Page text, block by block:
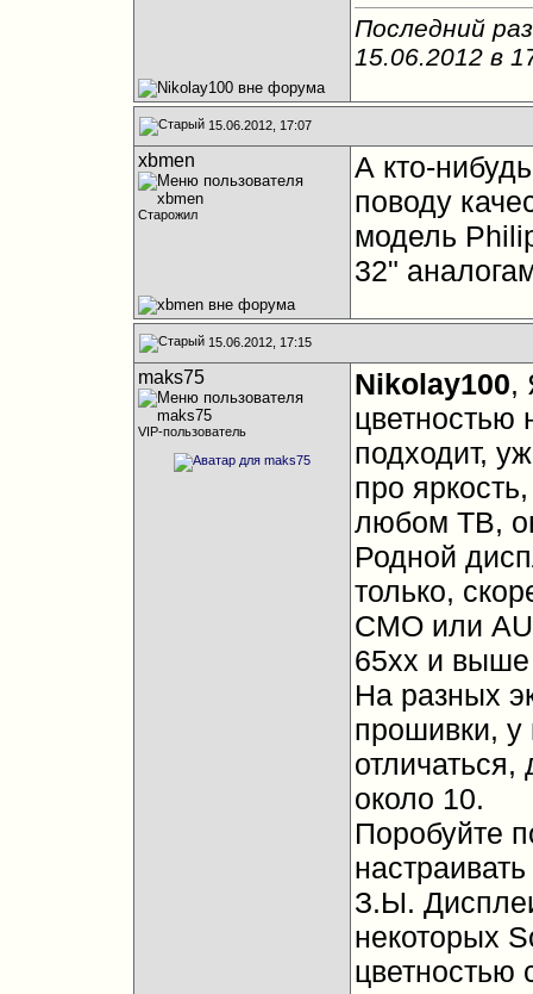
Последний
15.06.2012 в
15.06.2012, 17:07
xbmen
Старожил
А кто-
поводу
модель
32"
15.06.2012, 17:15
maks75
VIP-пользователь
Nikolay100,
цветностью
подходит,
про
любом ТВ,
Родной
только,
CMO или
65хх и
На разных
прошивки, у
около 10.
Поробуйте
З.Ы.
некоторых
цветностью